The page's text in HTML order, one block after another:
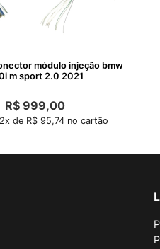
módulo injeção bmw
m sport 2.0 2021
R$ 999,00
de R$ 95,74 no cartão